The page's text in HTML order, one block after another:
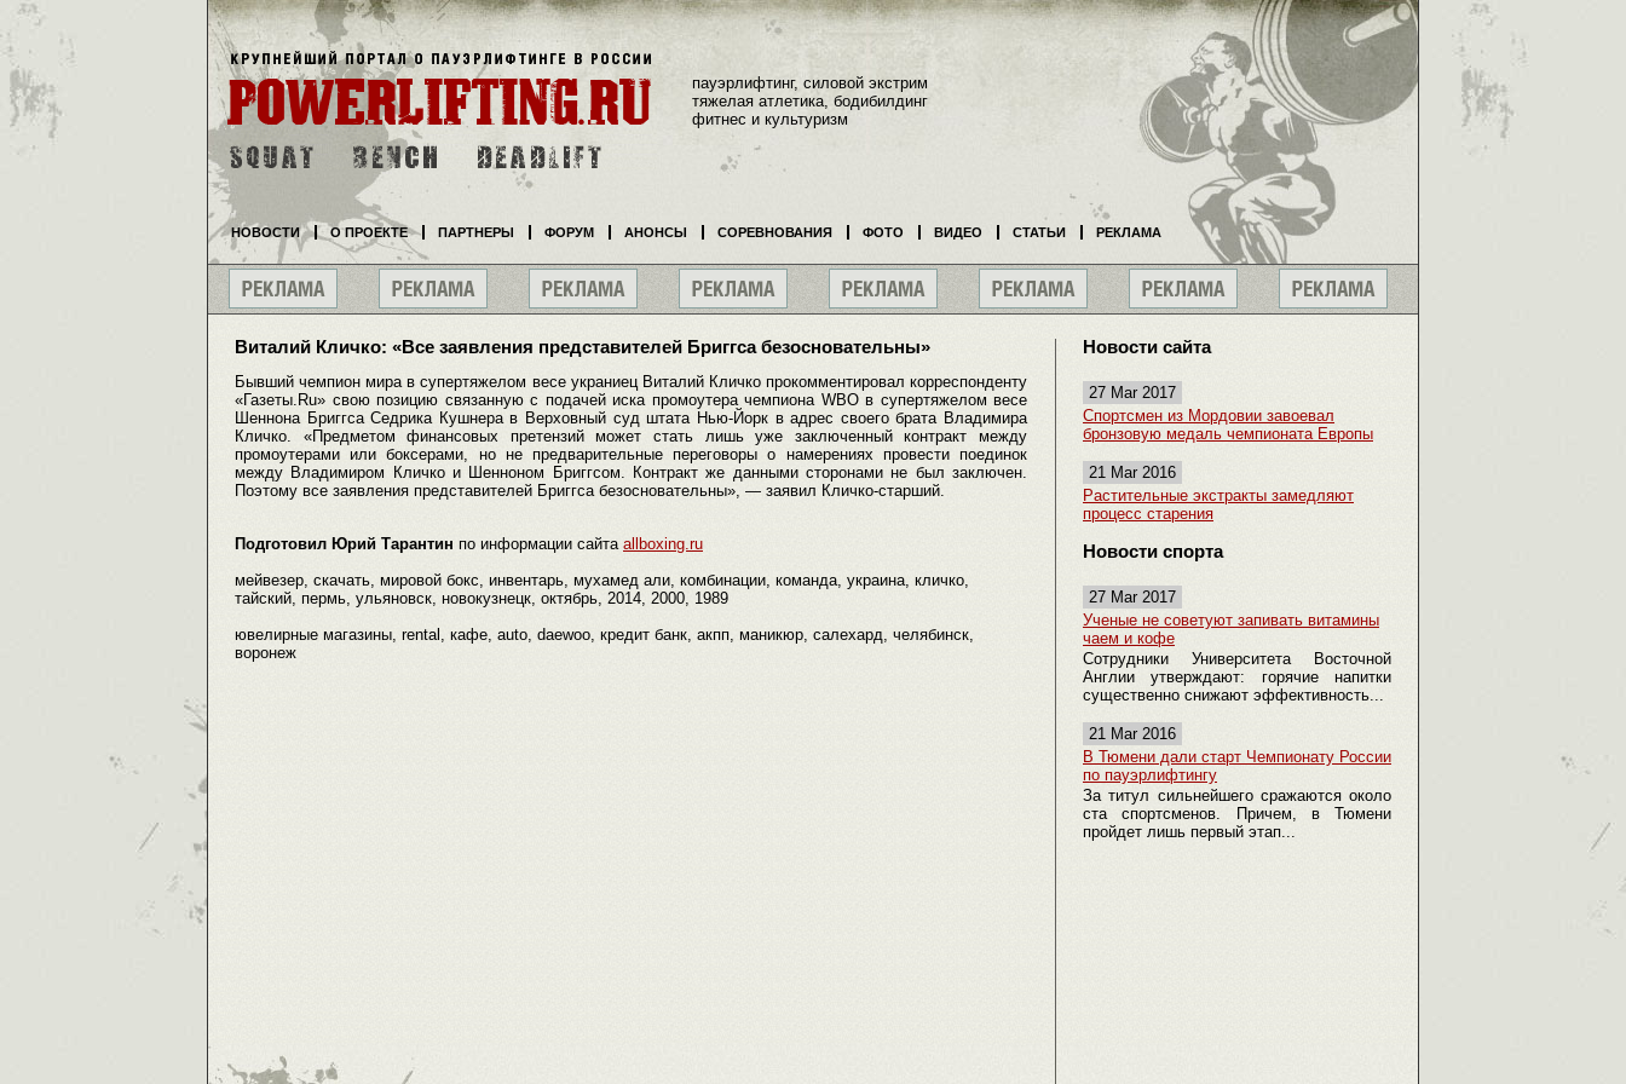
Виталий Кличко: «Все заявления представителей Бриггса безосновательны»
Бывший чемпион мира в супертяжелом весе украниец Виталий Кличко прокомментировал корреспонденту
«Газеты.Ru» свою позицию связанную с подачей иска промоутера чемпиона WBO в супертяжелом весе
Шеннона Бриггса Седрика Кушнера в Верховный суд штата Нью-Йорк в адрес своего брата Владимира
Кличко. «Предметом финансовых претензий может стать лишь уже заключенный контракт между
промоутерами или боксерами, но не предварительные переговоры о намерениях провести поединок
между Владимиром Кличко и Шенноном Бриггсом. Контракт же данными сторонами не был заключен.
Поэтому все заявления представителей Бриггса безосновательны», — заявил Кличко-старший.
Подготовил Юрий Тарантин по информации сайта allboxing.ru
мейвезер, скачать, мировой бокс, инвентарь, мухамед али, комбинации, команда, украина, кличко,
тайский, пермь, ульяновск, новокузнецк, октябрь, 2014, 2000, 1989
ювелирные магазины, rental, кафе, auto, daewoo, кредит банк, акпп, маникюр, салехард, челябинск,
воронеж
Новости сайта
27 Mar 2017
Спортсмен из Мордовии завоевал
бронзовую медаль чемпионата Европы
21 Mar 2016
Растительные экстракты замедляют
процесс старения
Новости спорта
27 Mar 2017
Ученые не советуют запивать витамины
чаем и кофе
Сотрудники Университета Восточной
Англии утверждают: горячие напитки
существенно снижают эффективность...
21 Mar 2016
В Тюмени дали старт Чемпионату России
по пауэрлифтингу
За титул сильнейшего сражаются около
ста спортсменов. Причем, в Тюмени
пройдет лишь первый этап...
пауэрлифтинг, силовой экстрим
тяжелая атлетика, бодибилдинг
фитнес и культуризм
НОВОСТИ О ПРОЕКТЕ ПАРТНЕРЫ ФОРУМ АНОНСЫ СОРЕВНОВАНИЯ ФОТО ВИДЕО СТАТЬИ РЕКЛАМА